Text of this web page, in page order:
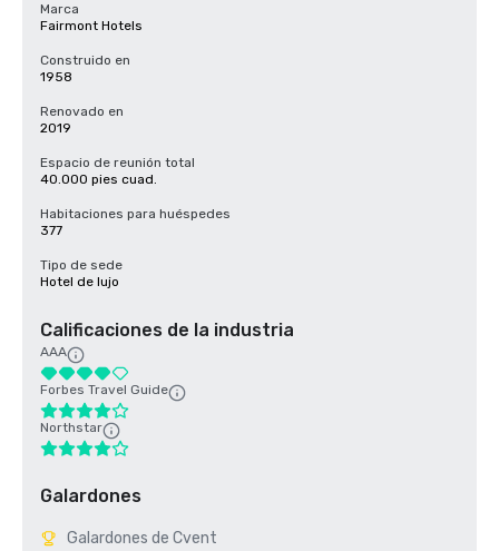
Marca
Fairmont Hotels
Construido en
1958
Renovado en
2019
Espacio de reunión total
40.000 pies cuad.
Habitaciones para huéspedes
377
Tipo de sede
Hotel de lujo
Calificaciones de la industria
AAA
Forbes Travel Guide
Northstar
Galardones
Galardones de Cvent